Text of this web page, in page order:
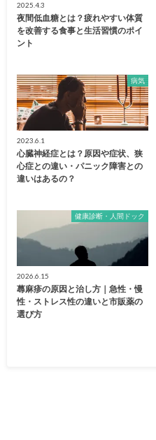
2025.4.3
夜間低血糖とは？疲れやすい体質
を改善する食事と生活習慣のポイ
ント
病気
2023.6.1
心臓神経症とは？原因や症状、狭
心症との違い・パニック障害との
違いはあるの？
健康診断・人間ドック
2026.6.15
蕁麻疹の原因と治し方｜急性・慢
性・ストレス性の違いと市販薬の
選び方